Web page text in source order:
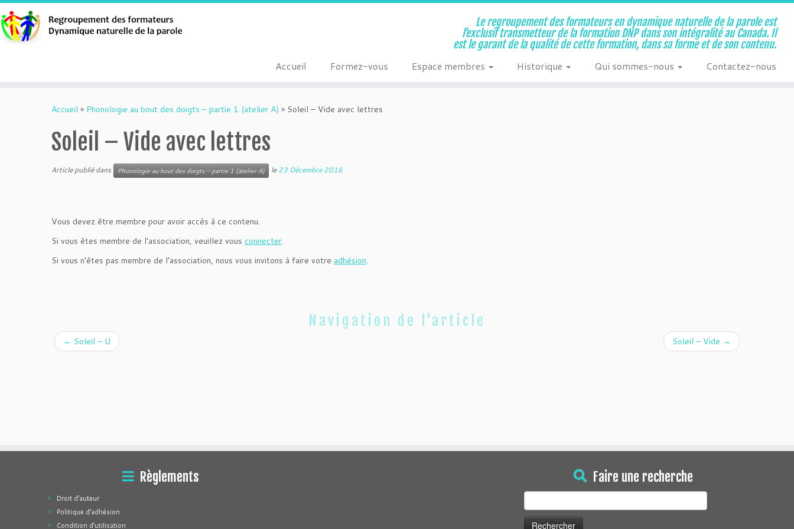
Le regroupement des formateurs en dynamique naturelle de la parole est
l’exclusif transmetteur de la formation DNP dans son intégralité au Canada. Il
est le garant de la qualité de cette formation, dans sa forme et de son contenu.
Accueil Formez-vous Espace membres Historique Qui sommes-nous Contactez-nous
Accueil » Phonologie au bout des doigts – partie 1 (atelier A) » Soleil – Vide avec lettres
Soleil – Vide avec lettres
Article publié dans Phonologie au bout des doigts – partie 1 (atelier A) le23 Décembre 2016
Vous devez être membre pour avoir accès à ce contenu.
Si vous êtes membre de l’association, veuillez vous connecter.
Si vous n’êtes pas membre de l’association, nous vous invitons à faire votre adhésion.
Navigation de l'article
← Soleil – U Soleil – Vide →
Règlements
Droit d’auteur
Politique d’adhésion
Condition d’utilisation
Faire une recherche